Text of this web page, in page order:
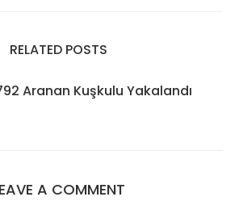
RELATED POSTS
Aranan Kuşkulu Yakalandı
A COMMENT